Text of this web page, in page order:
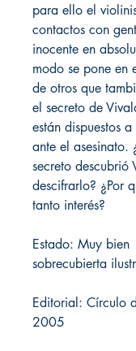
para ello el
contactos con
inocente en
modo se pone en
de otros que
el secreto de
están dispuestos
ante el asesinato.
secreto descubrió
descifrarlo? ¿Por
tanto interés?
Estado: Muy
sobrecubierta
Editorial: Círculo
2005